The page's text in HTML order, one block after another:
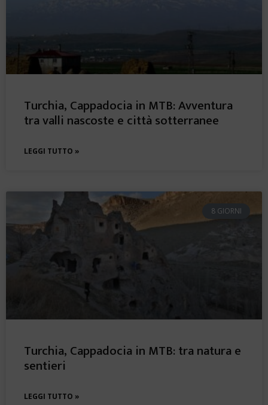
Turchia, Cappadocia in MTB: Avventura
tra valli nascoste e città sotterranee
LEGGI TUTTO »
8 GIORNI
Turchia, Cappadocia in MTB: tra natura e
sentieri
LEGGI TUTTO »